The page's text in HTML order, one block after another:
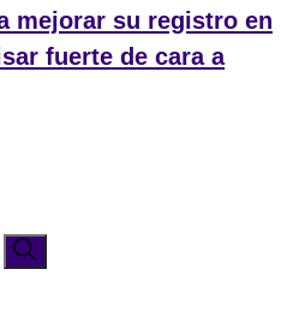
mejorar su registro en
fuerte de cara a